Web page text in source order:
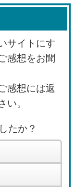
サイトにす
感想をお聞
感想には返
い。
たか？